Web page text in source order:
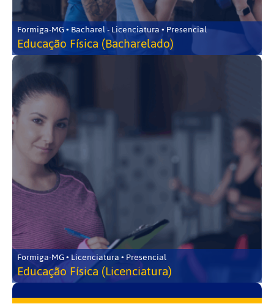
Formiga-MG • Bacharel - Licenciatura • Presencial
Educação Física (Bacharelado)
Formiga-MG • Licenciatura • Presencial
Educação Física (Licenciatura)